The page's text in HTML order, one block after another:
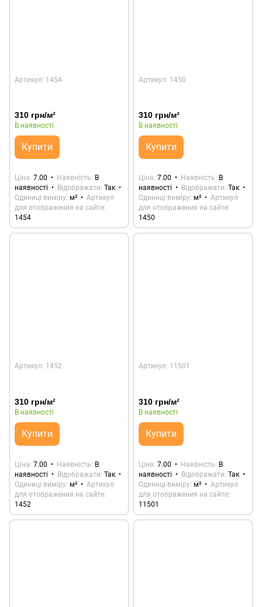
Артикул: 1454
310 грн/м²
В наявності
Купити
Ціна 7.00 Наявність
В
наявності
Відображати Так
Одиниці виміру м²
Артикул
для отображения на сайте
1454
Артикул: 1450
310 грн/м²
В наявності
Купити
Ціна 7.00 Наявність
В
наявності
Відображати Так
Одиниці виміру м²
Артикул
для отображения на сайте
1450
Артикул: 1452
310 грн/м²
В наявності
Купити
Ціна 7.00 Наявність В
наявності
Відображати Так
Одиниці виміру м²
Артикул
для отображения на сайте
1452
Артикул: 11501
310 грн/м²
В наявності
Купити
Ціна 7.00 Наявність В
наявності
Відображати Так
Одиниці виміру м²
Артикул
для отображения на сайте
11501